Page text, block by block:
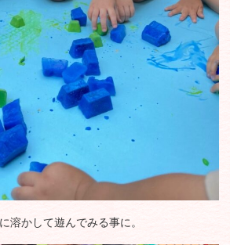
溶かして遊んでみる事に。